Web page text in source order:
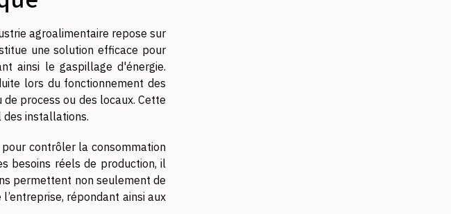
agroalimentaire repose sur
une solution efficace pour
ainsi le gaspillage d'énergie.
lors du fonctionnement des
process ou des locaux. Cette
installations.
pour contrôler la consommation
besoins réels de production, il
permettent non seulement de
répondant ainsi aux